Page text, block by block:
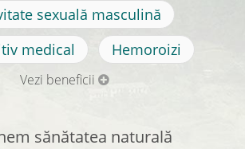
sexuală masculină
medical
Hemoroizi
Vezi beneficii
sănătatea naturală